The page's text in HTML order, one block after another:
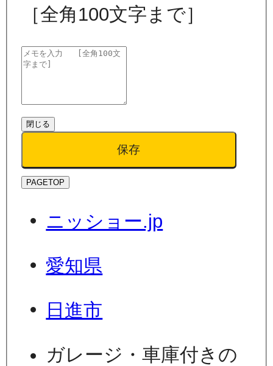
［全角100文字まで］
閉じる
保存
PAGETOP
ニッショー.jp
愛知県
日進市
ガレージ・車庫付きの